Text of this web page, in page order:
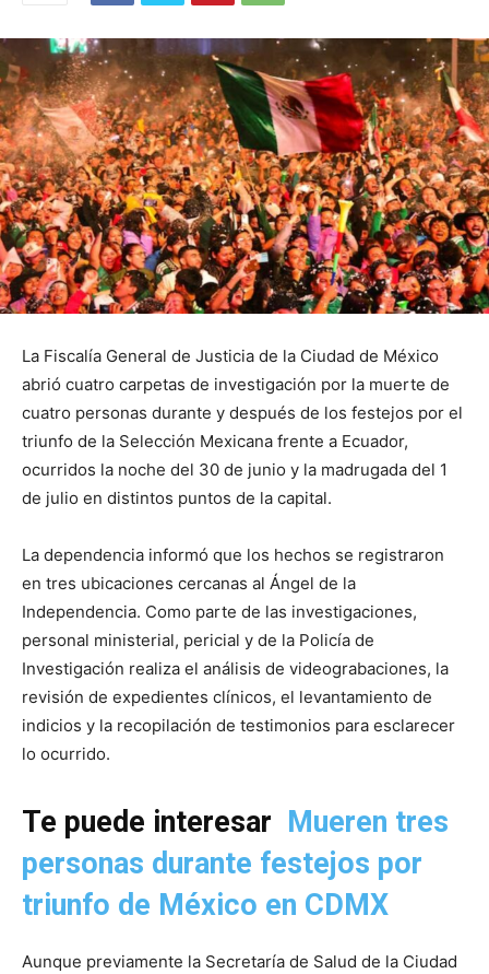
La Fiscalía General de Justicia de la Ciudad de México
abrió cuatro carpetas de investigación por la muerte de
cuatro personas durante y después de los festejos por el
triunfo de la Selección Mexicana frente a Ecuador,
ocurridos la noche del 30 de junio y la madrugada del 1
de julio en distintos puntos de la capital.
La dependencia informó que los hechos se registraron
en tres ubicaciones cercanas al Ángel de la
Independencia. Como parte de las investigaciones,
personal ministerial, pericial y de la Policía de
Investigación realiza el análisis de videograbaciones, la
revisión de expedientes clínicos, el levantamiento de
indicios y la recopilación de testimonios para esclarecer
lo ocurrido.
Te puede interesar
Mueren tres
personas durante festejos por
triunfo de México en CDMX
Aunque previamente la Secretaría de Salud de la Ciudad